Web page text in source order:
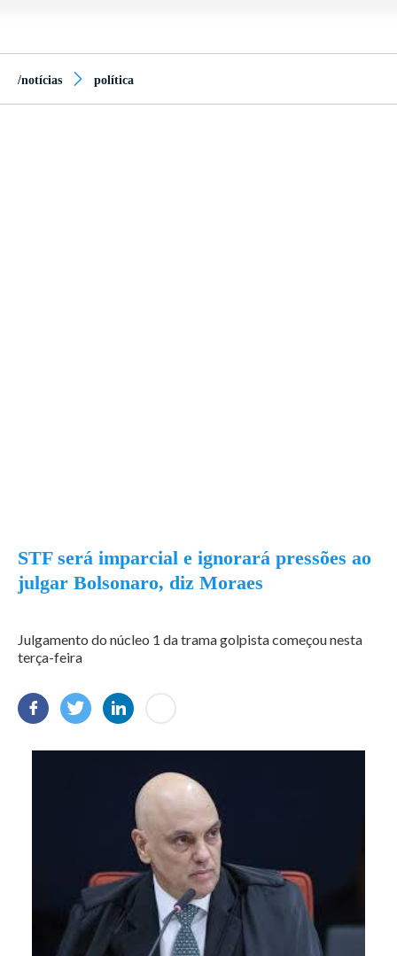
/notícias política
STF será imparcial e ignorará pressões ao
julgar Bolsonaro, diz Moraes
Julgamento do núcleo 1 da trama golpista começou nesta
terça-feira